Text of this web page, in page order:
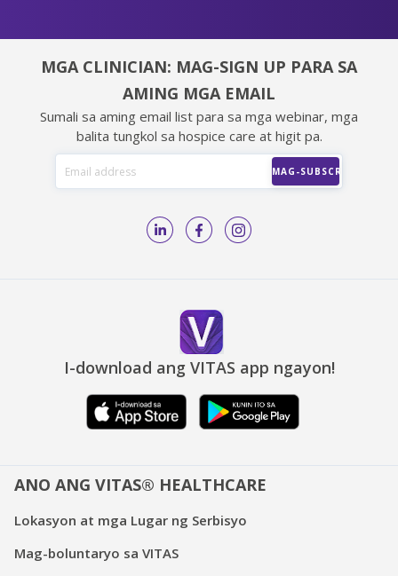
MGA CLINICIAN: MAG-SIGN UP PARA SA
AMING MGA EMAIL
Sumali sa aming email list para sa mga webinar, mga
balita tungkol sa hospice care at higit pa.
I-download ang VITAS app ngayon!
ANO ANG VITAS® HEALTHCARE
Lokasyon at mga Lugar ng Serbisyo
Mag-boluntaryo sa VITAS